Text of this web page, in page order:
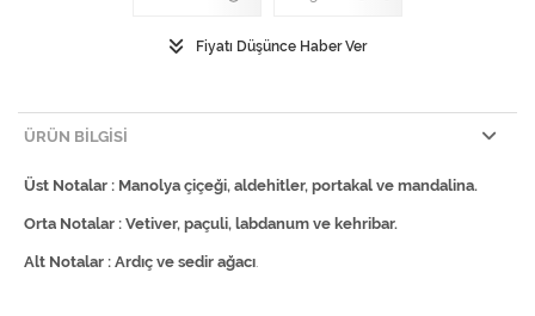
Fiyatı Düşünce Haber Ver
ÜRÜN BILGISI
Üst Notalar : Manolya çiçeği, aldehitler, portakal ve mandalina.
Orta Notalar : Vetiver, paçuli, labdanum ve kehribar.
Alt Notalar : Ardıç ve sedir ağacı.